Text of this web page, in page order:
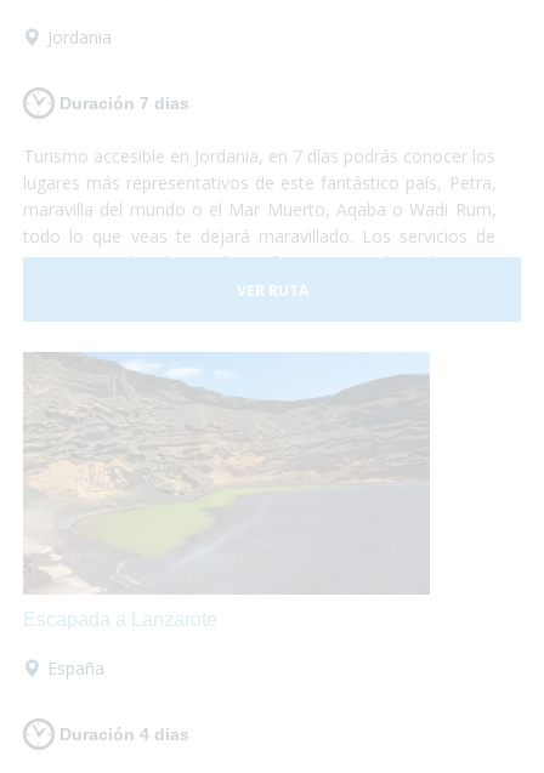
Jordania
Duración 7 dias
Turismo accesible en Jordania, en 7 días podrás conocer los
lugares más representativos de este fantástico país, Petra,
maravilla del mundo o el Mar Muerto, Aqaba o Wadi Rum,
todo lo que veas te dejará maravillado. Los servicios de
transporte y hoteles están perfectamente adaptados para
personas con problemas de movilidad. Jordania te espera,
quieres visitarla?
VER RUTA
Escapada a Lanzarote
España
Duración 4 dias